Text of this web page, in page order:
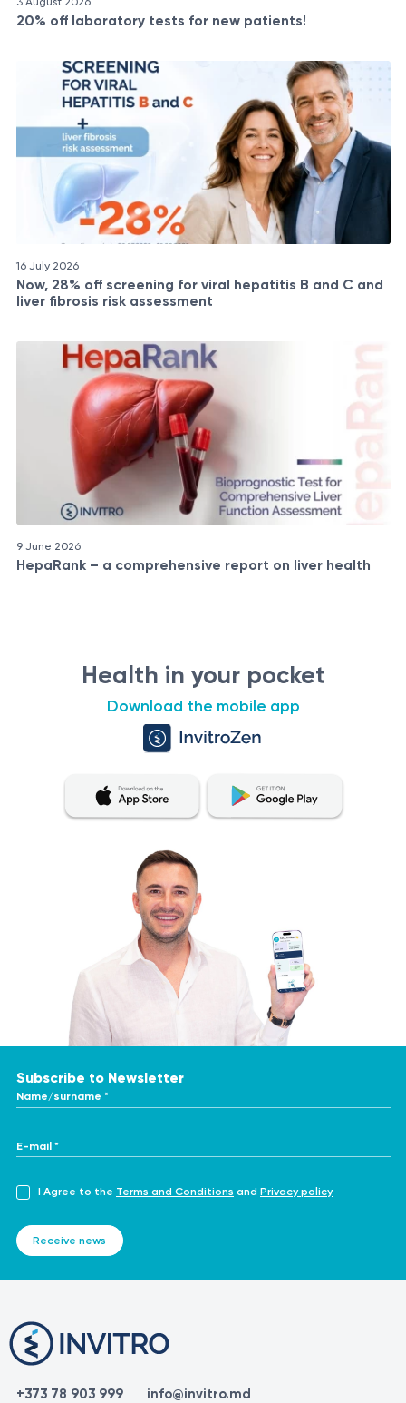
20% off laboratory tests for new patients!
16 July 2026
Now, 28% off screening for viral hepatitis B and C and
liver fibrosis risk assessment
9 June 2026
HepaRank – a comprehensive report on liver health
Health in your pocket
Download the mobile app
Subscribe to Newsletter
Name/surname *
E-mail *
I Agree to the Terms and Conditions and Privacy policy
Receive news
+373 78 903 999 info@invitro.md